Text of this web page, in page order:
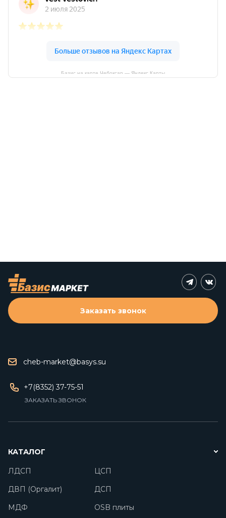
Базис на карте Чебоксар — Яндекс Карты
cheb-market@basys.su
+7(8352) 37-75-51
ЗАКАЗАТЬ ЗВОНОК
Заказать звонок
КАТАЛОГ
ЛДСП
ЦСП
ДВП (Оргалит)
ДСП
МДФ
OSB плиты